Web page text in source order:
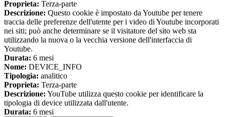
Proprieta: Terza-parte
Descrizione: Questo cookie è impostato da Youtube per tenere
traccia delle preferenze dell'utente per i video di Youtube incorporati
nei siti; può anche determinare se il visitatore del sito web sta
utilizzando la nuova o la vecchia versione dell'interfaccia di
Youtube.
Durata: 6 mesi
Nome: DEVICE_INFO
Tipologia: analitico
Proprieta: Terza-parte
Descrizione: YouTube utilizza questo cookie per identificare la
tipologia di device utilizzata dall'utente.
Durata: 6 mesi